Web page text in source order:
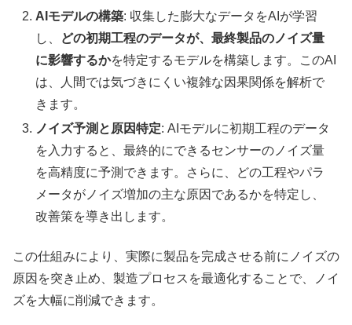
AIモデルの構築: 収集した膨大なデータをAIが学習
し、
どの初期工程のデータが、最終製品のノイズ量
に影響するかを特定するモデルを構築します。このAI
は、人間では気づきにくい複雑な因果関係を解析で
きます。
ノイズ予測と原因特定: AIモデルに初期工程のデータ
を入力すると、最終的にできるセンサーのノイズ量
を高精度に予測できます。さらに、どの工程やパラ
メータがノイズ増加の主な原因であるかを特定し、
改善策を導き出します。
この仕組みにより、実際に製品を完成させる前にノイズの
原因を突き止め、製造プロセスを最適化することで、ノイ
ズを大幅に削減できます。